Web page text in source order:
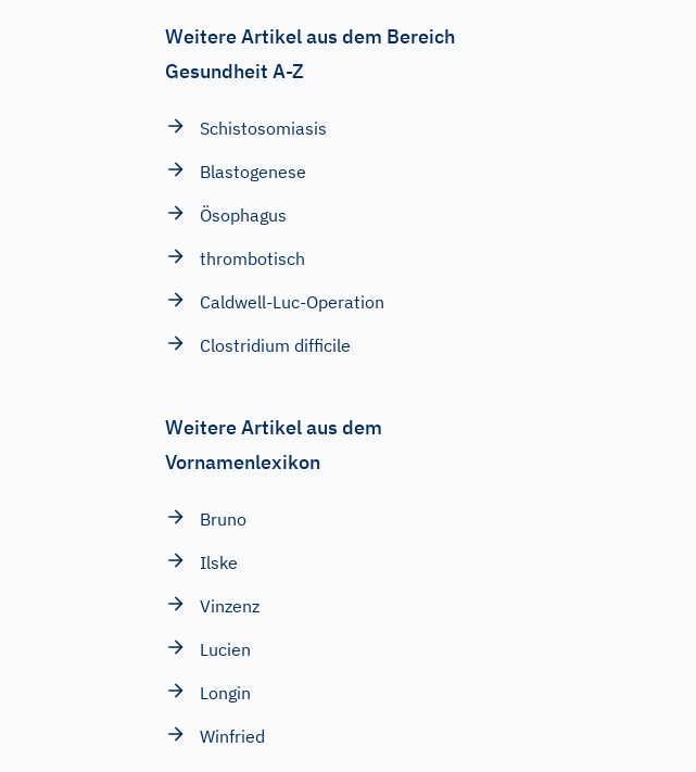
Weitere Artikel aus dem Bereich
Gesundheit A-Z
Schistosomiasis
Blastogenese
Ösophagus
thrombotisch
Caldwell-Luc-Operation
Clostridium difficile
Weitere Artikel aus dem
Vornamenlexikon
Bruno
Ilske
Vinzenz
Lucien
Longin
Winfried